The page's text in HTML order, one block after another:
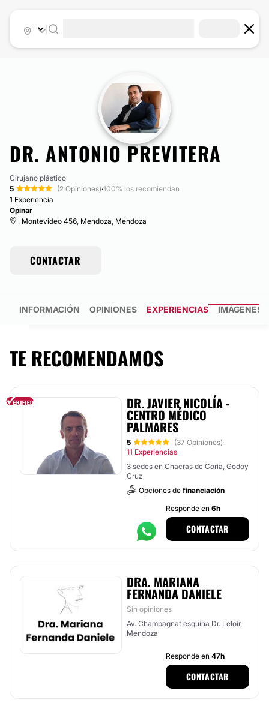
DR. ANTONIO PREVITERA
Cirujano plástico
5
(2 Opiniones)·100% los recomiendan
1 Experiencia
Opinar
Montevideo 456, Mendoza, Mendoza
CONTACTAR
INFORMACIÓN OPINIONES EXPERIENCIAS IMÁGENES
TE RECOMENDAMOS
DR. JAVIER NICOLÍA -
CENTRO MÉDICO
PALMARES
5 (37 Opiniones)·
11 Experiencias
3 sedes en Chacras de Coria, Godoy
Cruz
Opciones de financiación
Responde en 6h
CONTACTAR
DRA. MARIANA
FERNANDA DANIELE
Sin opiniones
Av. Champagnat esquina Dr. Leloir,
Mendoza
Responde en 47h
CONTACTAR